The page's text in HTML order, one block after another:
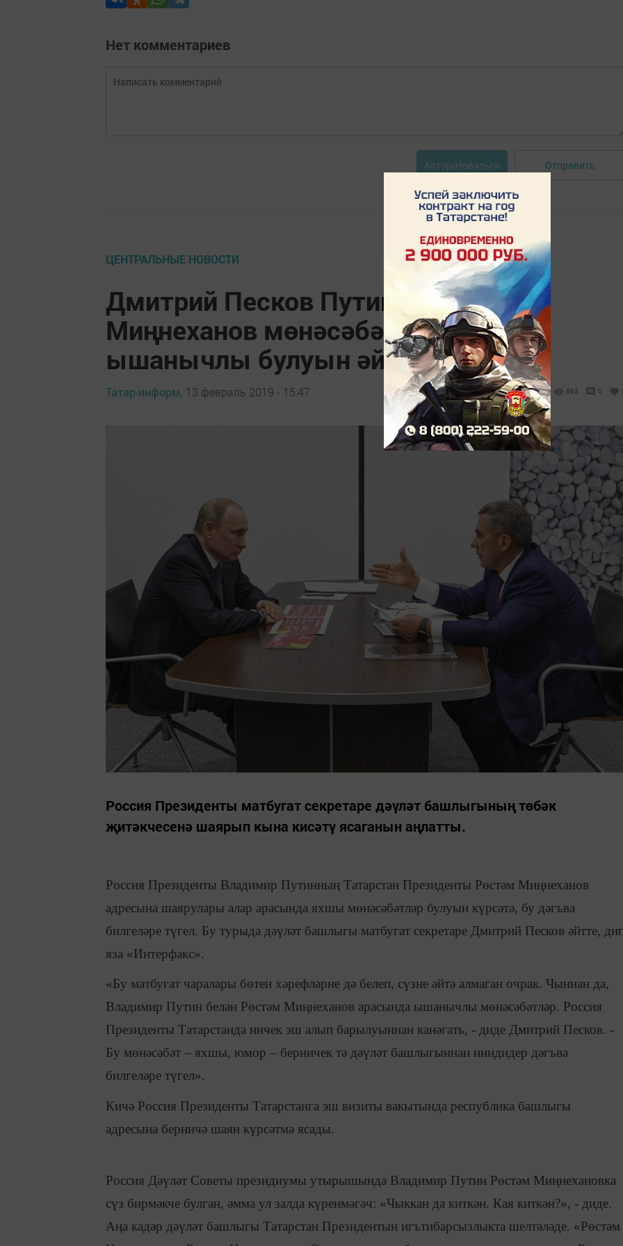
Нет комментариев
Авторизоваться Отправить
ЦЕНТРАЛЬНЫЕ НОВОСТИ
Дмитрий Песков Путин белән
Миңнеханов мөнәсәбәтләрен бик
ышанычлы булуын әйтте
Татар-информ, 13 февраль 2019 - 15:47 893 0
Россия Президенты матбугат секретаре дәүләт башлыгының төбәк
җитәкчесенә шаярып кына кисәтү ясаганын аңлатты.
Россия Президенты Владимир Путинның Татарстан Президенты Рөстәм Миңнеханов
адресына шаярулары алар арасында яхшы мөнәсәбәтләр булуын күрсәтә, бу дәгъва
билгеләре түгел. Бу турыда дәүләт башлыгы матбугат секретаре Дмитрий Песков әйтте,
яза «Интерфакс».
«Бу матбугат чаралары бөтен хәрефләрне дә белеп, сүзне әйтә алмаган очрак. Чыннан да,
Владимир Путин белән Рөстәм Миңнеханов арасында ышанычлы мөнәсәбәтләр. Россия
Президенты Татарстанда ничек эш алып барылуыннан канәгать, - диде Дмитрий Песков. -
Бу мөнәсәбәт – яхшы, юмор – берничек тә дәүләт башлыгыннан ниндидер дәгъва
билгеләре түгел».
Кичә Россия Президенты Татарстанга эш визиты вакытында республика башлыгы
адресына берничә шаян күрсәтмә ясады.
Россия Дәүләт Советы президиумы утырышында Владимир Путин Рөстәм Миңнехановка
сүз бирмәкче булган, әмма ул залда күренмәгәч: «Чыккан да киткән. Кая киткән?», - диде.
Аңа кадәр дәүләт башлыгы Татарстан Президентын игътибарсызлыкта шелтәләде. «Рөстәм